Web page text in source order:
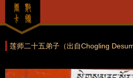
莲师二十五弟子（出自Chogling Desum